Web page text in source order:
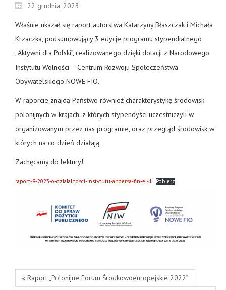
22 grudnia, 2023
Właśnie ukazał się raport autorstwa Katarzyny Błaszczak i Michała
Krzaczka, podsumowujący 3 edycje programu stypendialnego
„Aktywni dla Polski”, realizowanego dzięki dotacji z Narodowego
Instytutu Wolności – Centrum Rozwoju Społeczeństwa
Obywatelskiego NOWE FIO.
W raporcie znajdą Państwo również charakterystykę środowisk
polonijnych w krajach, z których stypendyści uczestniczyli w
organizowanym przez nas programie, oraz przegląd środowisk w
których na co dzień działają.
Zachęcamy do lektury!
raport-8-2023-o-dzialalnosci-instytutu-andersa-fin-el-1 Pobierz
« Raport „Polonijne Forum Środkowoeuropejskie 2022”